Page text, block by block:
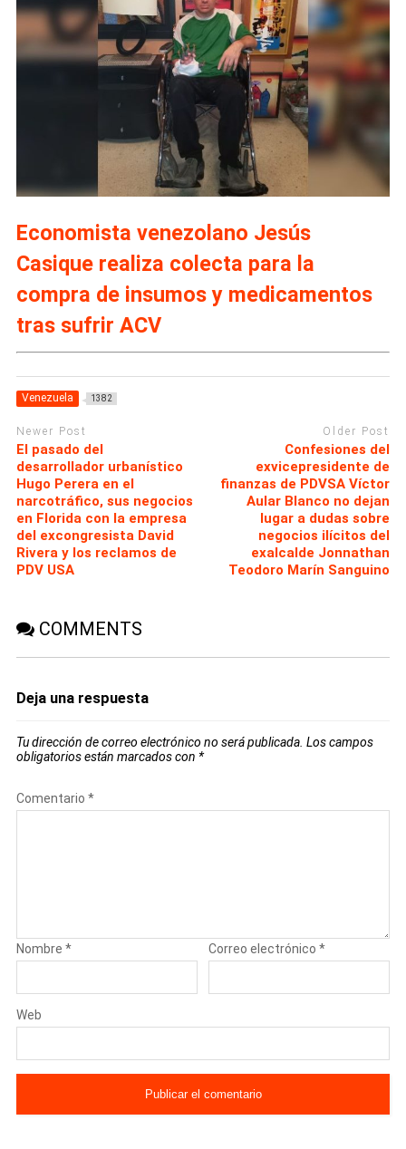
Economista venezolano Jesús
Casique realiza colecta para la
compra de insumos y medicamentos
tras sufrir ACV
Venezuela 1382
Newer Post
El pasado del
desarrollador urbanístico
Hugo Perera en el
narcotráfico, sus negocios
en Florida con la empresa
del excongresista David
Rivera y los reclamos de
PDV USA
Older Post
Confesiones del
exvicepresidente de
finanzas de PDVSA Víctor
Aular Blanco no dejan
lugar a dudas sobre
negocios ilícitos del
exalcalde Jonnathan
Teodoro Marín Sanguino
COMMENTS
Deja una respuesta
Tu dirección de correo electrónico no será publicada. Los campos
obligatorios están marcados con *
Comentario *
Nombre * Correo electrónico*
Web